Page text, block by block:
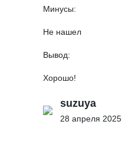
Минусы:
Не нашел
Вывод:
Хорошо!
suzuya
28 апреля 2025